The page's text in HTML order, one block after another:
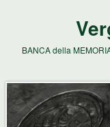
BANCA della